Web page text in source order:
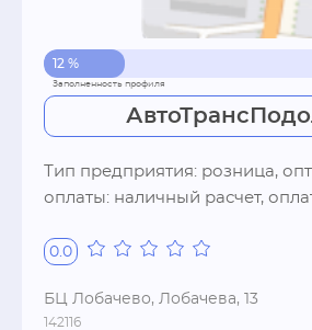
12 %
Тип предприятия: розница,
оплаты: наличный расчет,
0.0
БЦ Лобачево, Лобачева, 13
142116